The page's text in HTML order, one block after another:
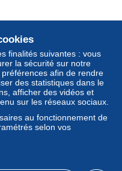
finalités suivantes : vous
la sécurité sur notre
afin de rendre
des statistiques dans le
afficher des vidéos et
sur les réseaux sociaux.
au fonctionnement de
selon vos